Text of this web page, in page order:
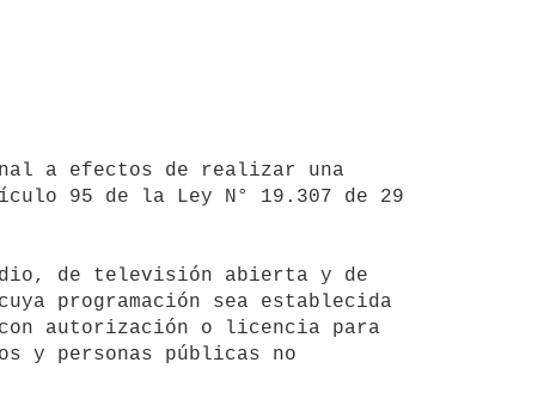
95 de la Ley N° 19.307 de 29
programación sea establecida
autorización o licencia para
y personas públicas no